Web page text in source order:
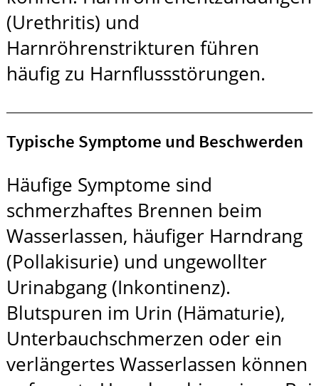
(Urethritis) und
Harnröhrenstrikturen führen
häufig zu Harnflussstörungen.
Typische Symptome und Beschwerden
Häufige Symptome sind
schmerzhaftes Brennen beim
Wasserlassen, häufiger Harndrang
(Pollakisurie) und ungewollter
Urinabgang (Inkontinenz).
Blutspuren im Urin (Hämaturie),
Unterbauchschmerzen oder ein
verlängertes Wasserlassen können